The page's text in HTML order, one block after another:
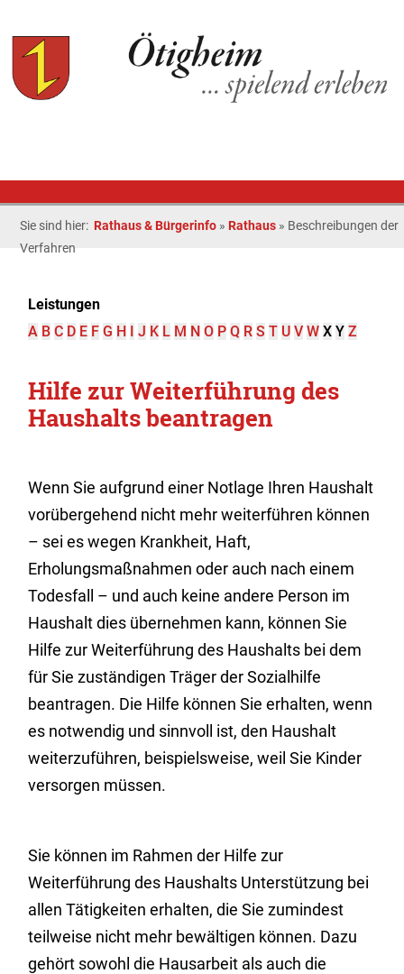
Sie sind hier: Rathaus & Bürgerinfo » Rathaus » Beschreibungen der
Verfahren
Leistungen
A B C D E F G H I J K L M N O P Q R S T U V W X Y Z
Hilfe zur Weiterführung des
Haushalts beantragen
Wenn Sie aufgrund einer Notlage Ihren Haushalt
vorübergehend nicht mehr weiterführen können
– sei es wegen Krankheit, Haft,
Erholungsmaßnahmen oder auch nach einem
Todesfall – und auch keine andere Person im
Haushalt dies übernehmen kann, können Sie
Hilfe zur Weiterführung des Haushalts bei dem
für Sie zuständigen Träger der Sozialhilfe
beantragen. Die Hilfe können Sie erhalten, wenn
es notwendig und sinnvoll ist, den Haushalt
weiterzuführen, beispielsweise, weil Sie Kinder
versorgen müssen.
Sie können im Rahmen der Hilfe zur
Weiterführung des Haushalts Unterstützung bei
allen Tätigkeiten erhalten, die Sie zumindest
teilweise nicht mehr bewältigen können. Dazu
gehört sowohl die Hausarbeit als auch die